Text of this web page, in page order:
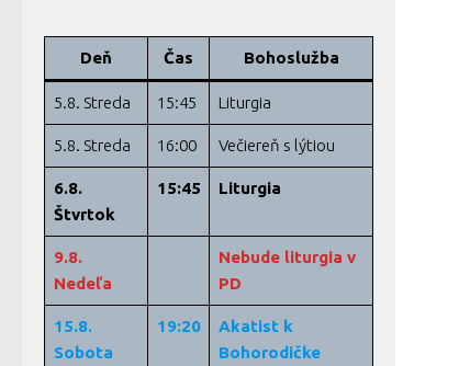
Deň Čas Bohoslužba
5.8. Streda 15:45 Liturgia
5.8. Streda 16:00 Večiereň s lýtiou
6.8.
Štvrtok
15:45 Liturgia
9.8.
Nedeľa
Nebude liturgia v
PD
15.8.
Sobota
19:20
Akatist k
Bohorodičke